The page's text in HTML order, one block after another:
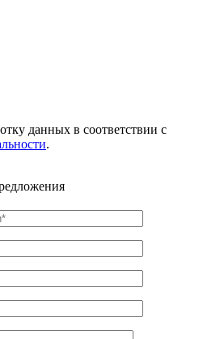
данных в соответствии с
.